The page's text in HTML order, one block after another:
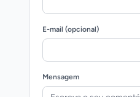
E-mail (opcional)
Mensagem